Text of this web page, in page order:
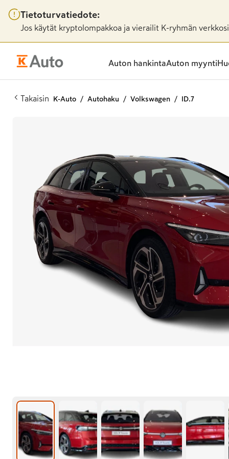
Tietoturvatiedote:
Jos käytät kryptolompakkoa ja vierailit K-ryhmän
Auton hankintaAuton myynti
Takaisin K-Auto Autohaku Volkswagen ID.7